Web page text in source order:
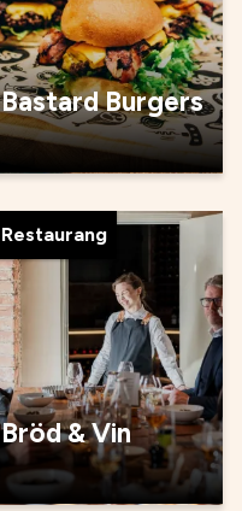
Bastard Burgers
Restaurang
Bröd & Vin